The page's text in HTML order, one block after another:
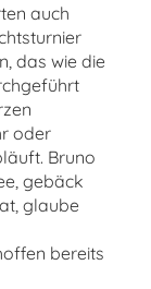
auch
das wie die
oder
Bruno
gebäck
glaube
bereits